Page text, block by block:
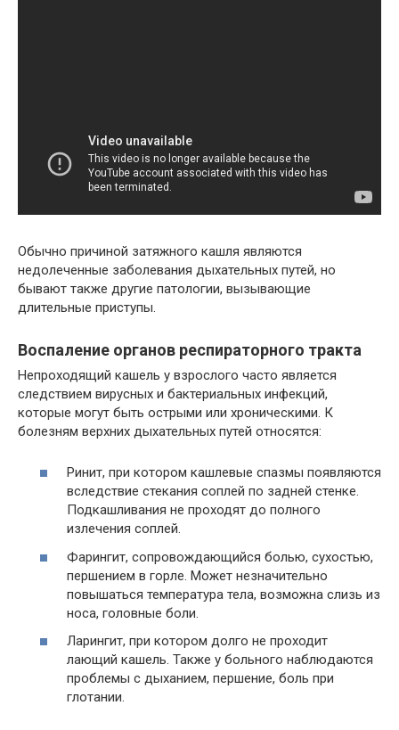
Обычно причиной затяжного кашля являются
недолеченные заболевания дыхательных путей, но
бывают также другие патологии, вызывающие
длительные приступы.
Воспаление органов респираторного тракта
Непроходящий кашель у взрослого часто является
следствием вирусных и бактериальных инфекций,
которые могут быть острыми или хроническими. К
болезням верхних дыхательных путей относятся:
Ринит, при котором кашлевые спазмы появляются
вследствие стекания соплей по задней стенке.
Подкашливания не проходят до полного
излечения соплей.
Фарингит, сопровождающийся болью, сухостью,
першением в горле. Может незначительно
повышаться температура тела, возможна слизь из
носа, головные боли.
Ларингит, при котором долго не проходит
лающий кашель. Также у больного наблюдаются
проблемы с дыханием, першение, боль при
глотании.